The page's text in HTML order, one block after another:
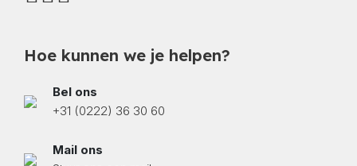
Hoe kunnen we je helpen?
Bel ons
+31 (0222) 36 30 60
Mail ons